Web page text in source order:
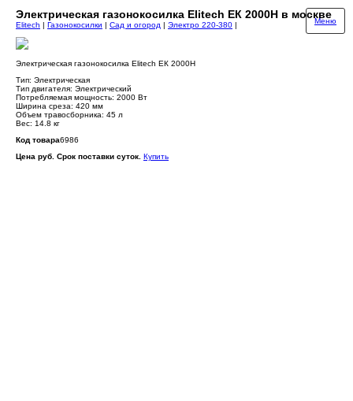
Электрическая газонокосилка Elitech ЕК 2000Н в москве
Меню
Elitech | Газонокосилки | Сад и огород | Электро 220-380 |
Электрическая газонокосилка Elitech ЕК 2000Н
Тип: Электрическая
Тип двигателя: Электрический
Потребляемая мощность: 2000 Вт
Ширина среза: 420 мм
Объем травосборника: 45 л
Вес: 14.8 кг
Код товара6986
Цена руб. Срок поставки суток. Купить